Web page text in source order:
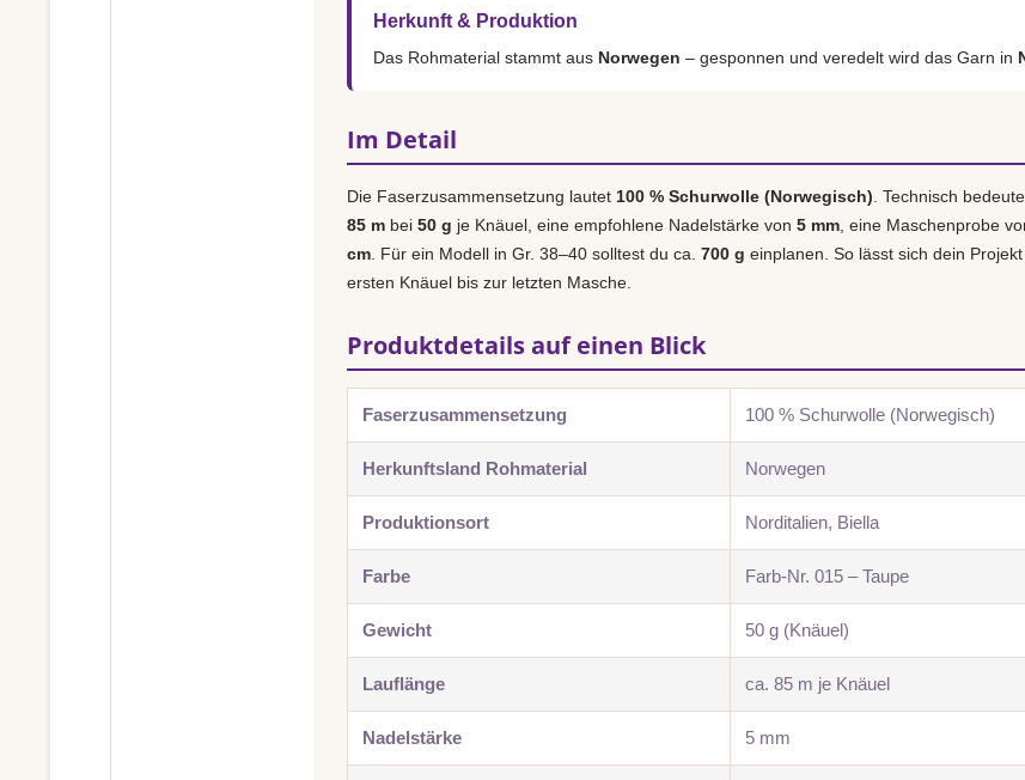
Herkunft & Produktion
Das Rohmaterial stammt aus Norwegen – gesponnen und veredelt wird das Garn in
Im Detail
Die Faserzusammensetzung lautet 100 % Schurwolle (Norwegisch) . Technisch
85 m bei 50 g je Knäuel, eine empfohlene Nadelstärke von 5 mm , eine Maschenprobe
cm . Für ein Modell in Gr. 38–40 solltest du ca. 700 g einplanen. So lässt sich dein
ersten Knäuel bis zur letzten Masche.
Produktdetails auf einen Blick
Faserzusammensetzung 100 % Schurwolle (Norwegisch)
Herkunftsland Rohmaterial Norwegen
Produktionsort Norditalien, Biella
Farbe Farb-Nr. 015 – Taupe
Gewicht 50 g (Knäuel)
Lauflänge ca. 85 m je Knäuel
Nadelstärke 5 mm